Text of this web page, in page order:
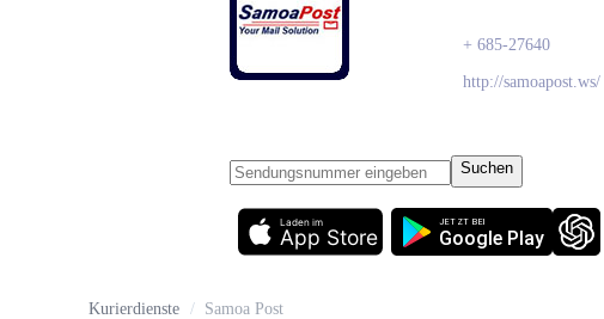
+ 685-27640
http://samoapost.ws/
Suchen
App Store
Laden im
Google Play
JETZT BEI
Kurierdienste / Samoa Post